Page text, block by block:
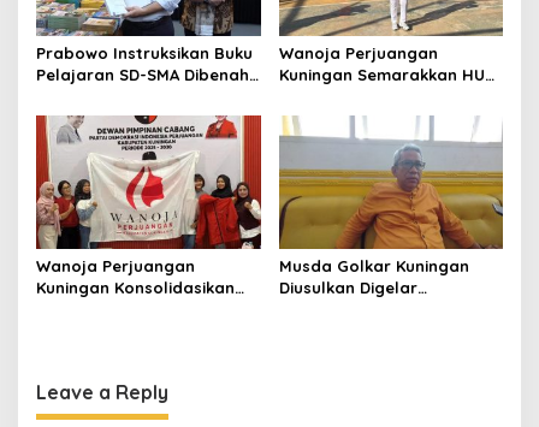
Prabowo Instruksikan Buku
Pelajaran SD-SMA Dibenahi,
sebagai Referensi
Wanoja Perjuangan
Kuningan Semarakkan HUT
Perempuan Harus Sehat
dan Berdaya
Wanoja Perjuangan
Kuningan Konsolidasikan
Musda Golkar Kuningan
Diusulkan Digelar
Leave a Reply